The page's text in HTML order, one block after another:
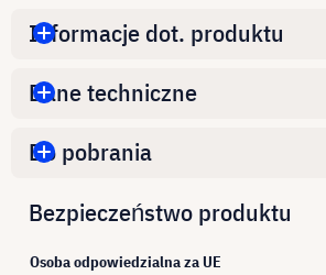
Informacje dot. produktu
Dane techniczne
Do pobrania
Bezpieczeństwo produktu
Osoba odpowiedzialna za UE